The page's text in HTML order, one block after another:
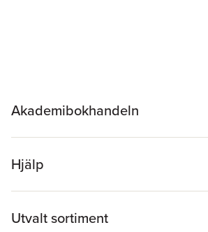
Akademibokhandeln
Hjälp
Utvalt sortiment